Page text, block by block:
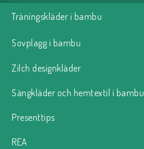
Träningskläder i bambu
Sovplagg i bambu
Zilch designkläder
Sängkläder och hemtextil i bambu
Presenttips
REA